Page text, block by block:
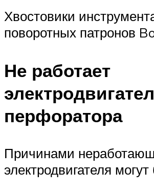
Хвостовики
поворотных патронов
Не работает
перфоратора
Причинами
электродвигателя